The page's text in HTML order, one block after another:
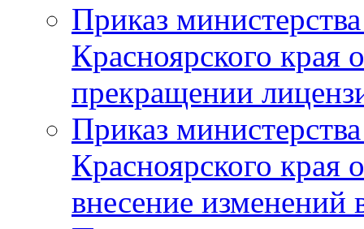
Приказ
Красноярского
прекращении
Приказ
Красноярского
внесение изменений